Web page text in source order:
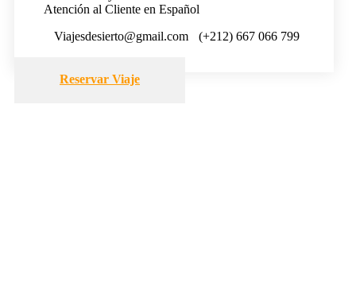
Atención al Cliente en Español
Viajesdesierto@gmail.com
(+212) 667 066 799
Reservar Viaje